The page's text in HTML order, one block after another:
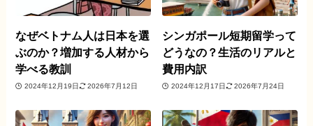
なぜベトナム人は日本を選
ぶのか？増加する人材から
学べる教訓
2024年12月19日 2026年7月12日
シンガポール短期留学って
どうなの？生活のリアルと
費用内訳
2024年12月17日 2026年7月24日